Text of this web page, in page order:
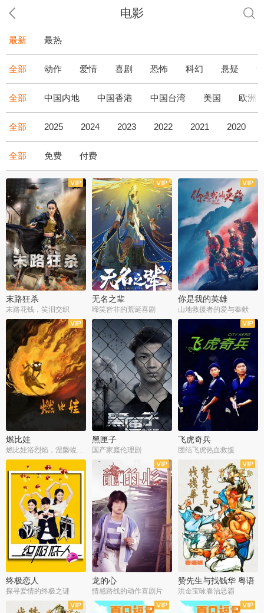
电影
最新 最热
全部 动作 爱情 喜剧 恐怖 科幻 悬疑
全部 中国内地 中国香港 中国台湾 美国 欧洲
全部 2025 2024 2023 2022 2021 2020
全部 免费 付费
末路狂杀
末路花钱，笑泪交织
无名之辈
啼笑皆非的荒诞喜剧
你是我的英雄
山地救援者的爱与奉献
燃比娃
燃比娃浴烈焰，涅槃蜕变成人
黑匣子
国产家庭伦理剧
飞虎奇兵
团结飞虎热血救援
终极恋人
探寻爱情的终极之谜
龙的心
情感路线的动作喜剧片
赞先生与找钱华 粤语
版
洪金宝咏春治恶霸